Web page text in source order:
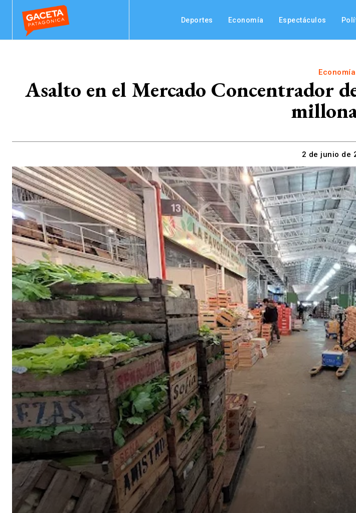
Deportes Economía Espectáculos
Economía
Asalto en el Mercado Concentrador
2 de junio de